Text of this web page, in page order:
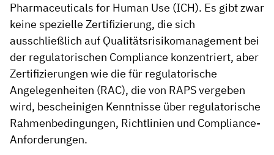
Pharmaceuticals for Human Use (ICH). Es gibt zwar
keine spezielle Zertifizierung, die sich
ausschließlich auf Qualitätsrisikomanagement bei
der regulatorischen Compliance konzentriert, aber
Zertifizierungen wie die für regulatorische
Angelegenheiten (RAC), die von RAPS vergeben
wird, bescheinigen Kenntnisse über regulatorische
Rahmenbedingungen, Richtlinien und Compliance-
Anforderungen.